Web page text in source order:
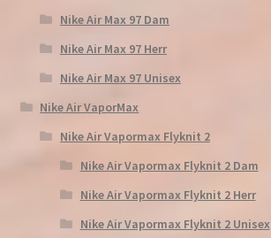
Nike Air Max 97 Dam
Nike Air Max 97 Herr
Nike Air Max 97 Unisex
Nike Air VaporMax
Nike Air Vapormax Flyknit 2
Nike Air Vapormax Flyknit 2 Dam
Nike Air Vapormax Flyknit 2 Herr
Nike Air Vapormax Flyknit 2 Unisex